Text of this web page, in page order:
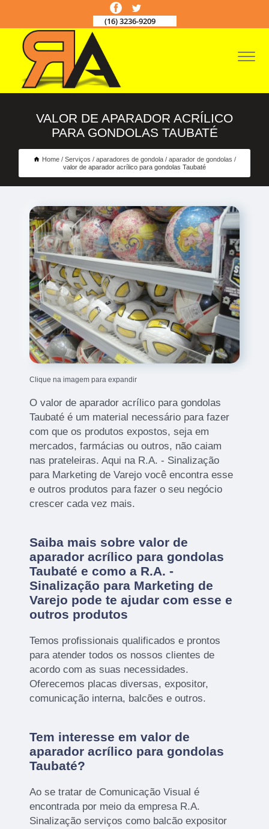
(16) 3236-9209
VALOR DE APARADOR ACRÍLICO
PARA GONDOLAS TAUBATÉ
Home Serviços aparadores de gondola
aparador de gondolas
valor de aparador acrílico para gondolas Taubaté
Clique na imagem para expandir
O valor de aparador acrílico para gondolas
Taubaté é um material necessário para fazer
com que os produtos expostos, seja em
mercados, farmácias ou outros, não caiam
nas prateleiras. Aqui na R.A. - Sinalização
para Marketing de Varejo você encontra esse
e outros produtos para fazer o seu negócio
crescer cada vez mais.
Saiba mais sobre valor de
aparador acrílico para gondolas
Taubaté e como a R.A. -
Sinalização para Marketing de
Varejo pode te ajudar com esse e
outros produtos
Temos profissionais qualificados e prontos
para atender todos os nossos clientes de
acordo com as suas necessidades.
Oferecemos placas diversas, expositor,
comunicação interna, balcões e outros.
Tem interesse em valor de
aparador acrílico para gondolas
Taubaté?
Ao se tratar de Comunicação Visual é
encontrada por meio da empresa R.A.
Sinalização serviços como balcão expositor